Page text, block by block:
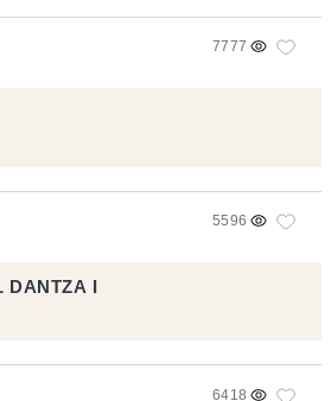
7777
5596
I
6418